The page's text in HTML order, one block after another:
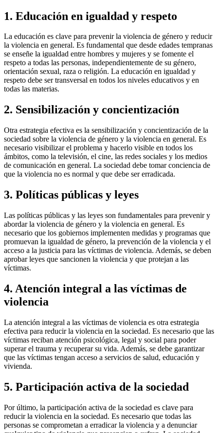
1. Educación en igualdad y respeto
La educación es clave para prevenir la violencia de género y reducir
la violencia en general. Es fundamental que desde edades tempranas
se enseñe la igualdad entre hombres y mujeres y se fomente el
respeto a todas las personas, independientemente de su género,
orientación sexual, raza o religión. La educación en igualdad y
respeto debe ser transversal en todos los niveles educativos y en
todas las materias.
2. Sensibilización y concientización
Otra estrategia efectiva es la sensibilización y concientización de la
sociedad sobre la violencia de género y la violencia en general. Es
necesario visibilizar el problema y hacerlo visible en todos los
ámbitos, como la televisión, el cine, las redes sociales y los medios
de comunicación en general. La sociedad debe tomar conciencia de
que la violencia no es normal y que debe ser erradicada.
3. Políticas públicas y leyes
Las políticas públicas y las leyes son fundamentales para prevenir y
abordar la violencia de género y la violencia en general. Es
necesario que los gobiernos implementen medidas y programas que
promuevan la igualdad de género, la prevención de la violencia y el
acceso a la justicia para las víctimas de violencia. Además, se deben
aprobar leyes que sancionen la violencia y que protejan a las
víctimas.
4. Atención integral a las víctimas de
violencia
La atención integral a las víctimas de violencia es otra estrategia
efectiva para reducir la violencia en la sociedad. Es necesario que las
víctimas reciban atención psicológica, legal y social para poder
superar el trauma y recuperar su vida. Además, se debe garantizar
que las víctimas tengan acceso a servicios de salud, educación y
vivienda.
5. Participación activa de la sociedad
Por último, la participación activa de la sociedad es clave para
reducir la violencia en la sociedad. Es necesario que todas las
personas se comprometan a erradicar la violencia y a denunciar